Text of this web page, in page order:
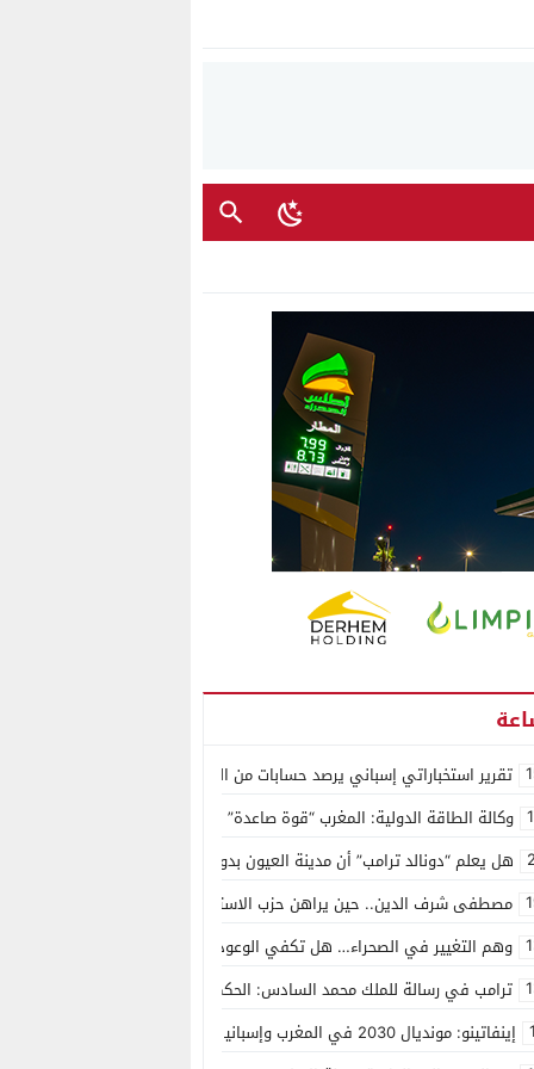
تقرير استخباراتي إسباني يرصد حسابات من الجزائر وأرقاما بـ”213+” ضمن حملة رقمية منظمة حرّضت على اقتحام سبتة
وكالة الطاقة الدولية: المغرب “قوة صاعدة” في سوق المعادن الاستراتيجية
هل يعلم “دونالد ترامب” أن مدينة العيون بدون ماء؟
مصطفى شرف الدين.. حين يراهن حزب الاستقلال على الكفاءة ويمنح الشباب
وهم التغيير في الصحراء… هل تكفي الوعود الفارغة لصناعة الواقع؟
ترامب في رسالة للملك محمد السادس: الحكم الذاتي هو الأساس الوحيد لحل
إينفاتينو: مونديال 2030 في المغرب وإسبانيا والبرتغال سيكون “الأجمل في التاريخ”